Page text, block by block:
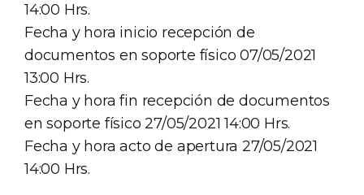
14:00 Hrs.
Fecha y hora inicio recepción de
documentos en soporte físico 07/05/2021
13:00 Hrs.
Fecha y hora fin recepción de documentos
en soporte físico 27/05/2021 14:00 Hrs.
Fecha y hora acto de apertura 27/05/2021
14:00 Hrs.